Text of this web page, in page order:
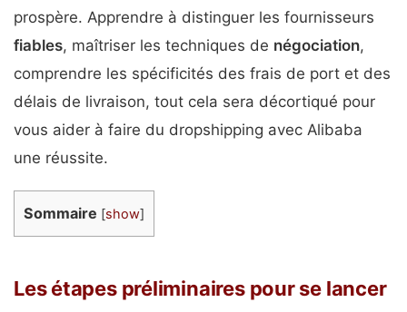
prospère. Apprendre à distinguer les fournisseurs
fiables, maîtriser les techniques de négociation,
comprendre les spécificités des frais de port et des
délais de livraison, tout cela sera décortiqué pour
vous aider à faire du dropshipping avec Alibaba
une réussite.
Sommaire [show]
Les étapes préliminaires pour se lancer